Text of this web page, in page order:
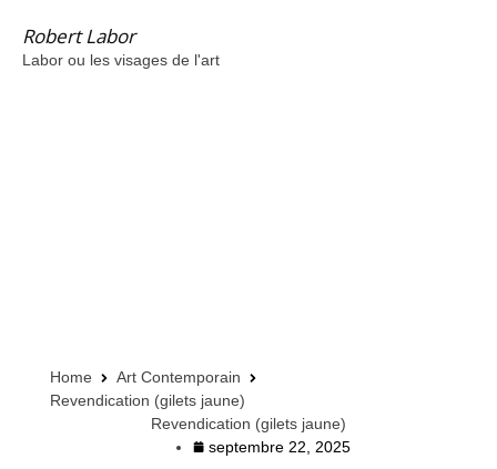
Robert Labor
Labor ou les visages de l'art
Home
Art Contemporain
Revendication (gilets jaune)
Revendication (gilets jaune)
septembre 22, 2025